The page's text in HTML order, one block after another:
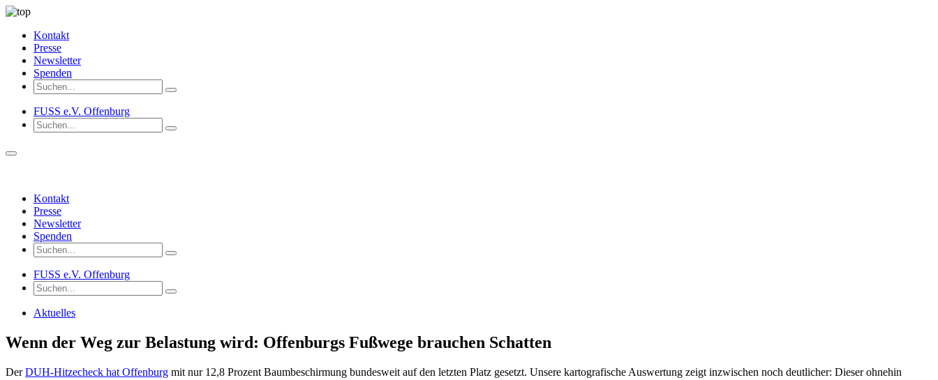
Kontakt
Presse
Newsletter
Spenden
FUSS e.V. Offenburg
Kontakt
Presse
Newsletter
Spenden
FUSS e.V. Offenburg
Aktuelles
Wenn der Weg zur Belastung wird: Offenburgs Fußwege brauchen Schatten
DerDUH-Hitzecheck hat Offenburg mit nur 12,8 Prozent Baumbeschirmung bundesweit auf den letzten Platz gesetzt. Unsere kartografische Auswertung zeigt inzwischen noch deutlicher: Dieser ohnehin